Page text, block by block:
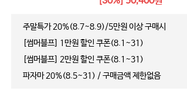
주말특가 20%(8.7~8.9)/5만원 이상 구매시
[썸머블프] 1만원 할인 쿠폰(8.1~31)
[썸머블프] 2만원 할인 쿠폰(8.1~31)
파자마 20%(8.5~31) / 구매금액 제한없음